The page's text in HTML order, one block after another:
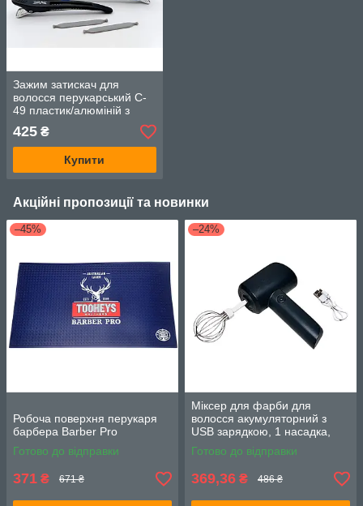
Зажим затискач для
волосся перукарський C-
49 пластик/алюміній з
кольори в асортименті
425 ₴
Купити
Акційні пропозиції та новинки
–45%
Робоча поверхня перукаря
барбера Barber Pro
Готово до відправки
371 ₴ 671 ₴
–24%
Міксер для фарби для
волосся акумуляторний з
USB зарядкою, 1 насадка,
чорний
Готово до відправки
369,36 ₴ 486 ₴